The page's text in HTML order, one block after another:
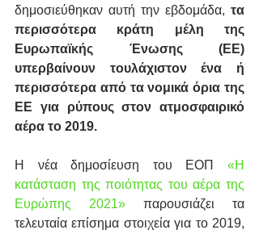
δημοσιεύθηκαν αυτή την εβδομάδα, τα
περισσότερα κράτη μέλη της
Ευρωπαϊκής Ένωσης (ΕΕ)
υπερβαίνουν τουλάχιστον ένα ή
περισσότερα από τα νομικά όρια της
ΕΕ για ρύπους στον ατμοσφαιρικό
αέρα το 2019.
Η νέα δημοσίευση του ΕΟΠ «Η
κατάσταση της ποιότητας του αέρα της
Ευρώπης 2021» παρουσιάζει τα
τελευταία επίσημα στοιχεία για το 2019,